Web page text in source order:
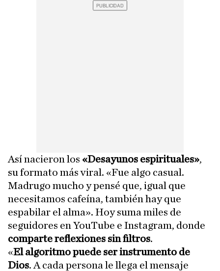
Así nacieron los «Desayunos espirituales»,
su formato más viral. «Fue algo casual.
Madrugo mucho y pensé que, igual que
necesitamos cafeína, también hay que
espabilar el alma». Hoy suma miles de
seguidores en YouTube e Instagram, donde
comparte reflexiones sin filtros.
«El algoritmo puede ser instrumento de
Dios. A cada persona le llega el mensaje